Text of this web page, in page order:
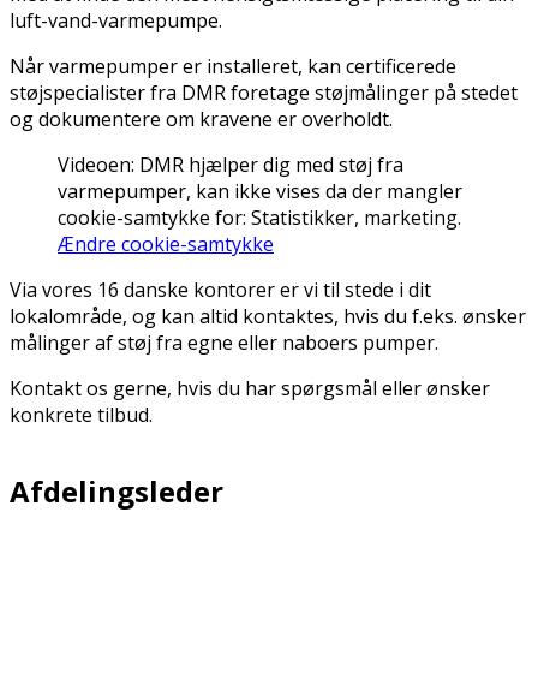
luft-vand-varmepumpe.
Når varmepumper er installeret, kan certificerede
støjspecialister fra DMR foretage støjmålinger på stedet
og dokumentere om kravene er overholdt.
Videoen: DMR hjælper dig med støj fra
varmepumper, kan ikke vises da der mangler
cookie-samtykke for: Statistikker, marketing.
Ændre cookie-samtykke
Via vores 16 danske kontorer er vi til stede i dit
lokalområde, og kan altid kontaktes, hvis du f.eks. ønsker
målinger af støj fra egne eller naboers pumper.
Kontakt os gerne, hvis du har spørgsmål eller ønsker
konkrete tilbud.
Afdelingsleder